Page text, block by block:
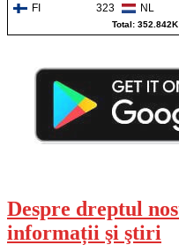
FI 323 NL
Total: 352.842K
Despre dreptul
informații şi ştiri